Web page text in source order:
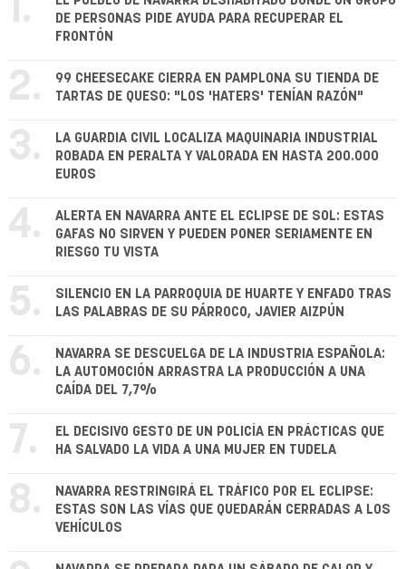
1.
DE PERSONAS PIDE AYUDA PARA RECUPERAR EL
FRONTÓN
2.
99 CHEESECAKE CIERRA EN PAMPLONA SU TIENDA DE
TARTAS DE QUESO: "LOS 'HATERS' TENÍAN RAZÓN"
3.
LA GUARDIA CIVIL LOCALIZA MAQUINARIA INDUSTRIAL
ROBADA EN PERALTA Y VALORADA EN HASTA 200.000
EUROS
4.
ALERTA EN NAVARRA ANTE EL ECLIPSE DE SOL: ESTAS
GAFAS NO SIRVEN Y PUEDEN PONER SERIAMENTE EN
RIESGO TU VISTA
5.
SILENCIO EN LA PARROQUIA DE HUARTE Y ENFADO TRAS
LAS PALABRAS DE SU PÁRROCO, JAVIER AIZPÚN
6.
NAVARRA SE DESCUELGA DE LA INDUSTRIA ESPAÑOLA:
LA AUTOMOCIÓN ARRASTRA LA PRODUCCIÓN A UNA
CAÍDA DEL 7,7%
7.
EL DECISIVO GESTO DE UN POLICÍA EN PRÁCTICAS QUE
HA SALVADO LA VIDA A UNA MUJER EN TUDELA
8.
NAVARRA RESTRINGIRÁ EL TRÁFICO POR EL ECLIPSE:
ESTAS SON LAS VÍAS QUE QUEDARÁN CERRADAS A LOS
VEHÍCULOS